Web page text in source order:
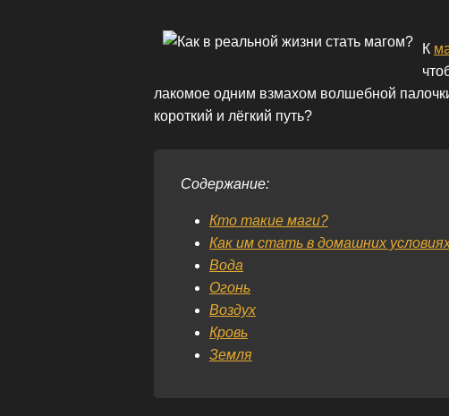
К
лакомое одним взмахом волшебной
короткий и лёгкий путь?
Содержание:
Кто такие маги?
Как им стать в домашних
Вода
Огонь
Воздух
Кровь
Земля